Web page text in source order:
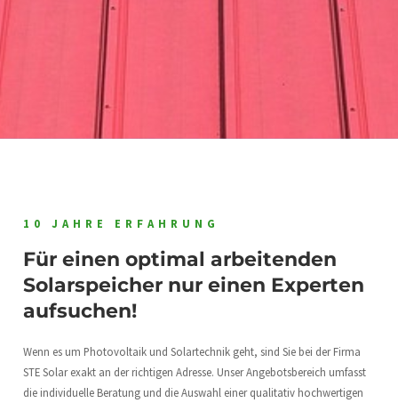
10 JAHRE ERFAHRUNG
Für einen optimal arbeitenden
Solarspeicher nur einen Experten
aufsuchen!
Wenn es um Photovoltaik und Solartechnik geht, sind Sie bei der Firma
STE Solar exakt an der richtigen Adresse. Unser Angebotsbereich umfasst
die individuelle Beratung und die Auswahl einer qualitativ hochwertigen